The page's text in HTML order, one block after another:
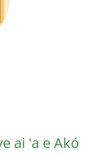
ai ʻa e Akó